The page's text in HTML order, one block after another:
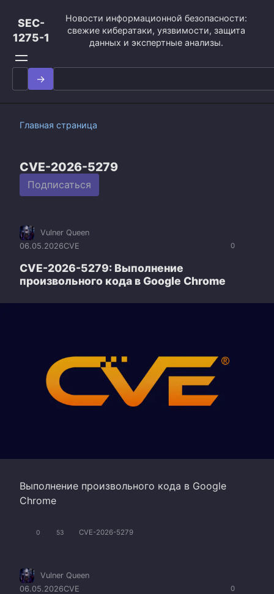
контенту
SEC-
1275-1
Новости информационной безопасности:
свежие кибератаки, уязвимости, защита
данных и экспертные анализы.
Search
for:
Главная страница
CVE-2026-5279
Подписаться
0
Vulner Queen
06.05.2026CVE
CVE-2026-5279: Выполнение
произвольного кода в Google Chrome
Выполнение произвольного кода в Google
Chrome
0 53 CVE-2026-5279
0
Vulner Queen
06.05.2026CVE